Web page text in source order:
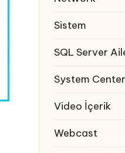
Sistem
SQL Server
System
Video İçerik
Webcast